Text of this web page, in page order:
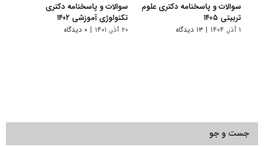
سوالات و پاسخنامه دکتری علوم
تربیتی ۱۴۰۵
۱ آذر, ۱۴۰۴ | ۱۳ دیدگاه
سوالات و پاسخنامه دکتری
تکنولوژی آموزشی ۱۴۰۲
۲۰ آذر, ۱۴۰۱ | ۰ دیدگاه
جست و جو